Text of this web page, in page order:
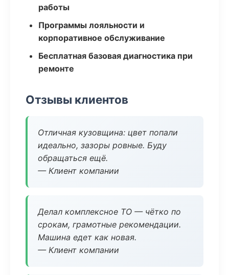
работы
Программы лояльности и
корпоративное обслуживание
Бесплатная базовая диагностика при
ремонте
Отзывы клиентов
Отличная кузовщина: цвет попали
идеально, зазоры ровные. Буду
обращаться ещё.
— Клиент компании
Делал комплексное ТО — чётко по
срокам, грамотные рекомендации.
Машина едет как новая.
— Клиент компании